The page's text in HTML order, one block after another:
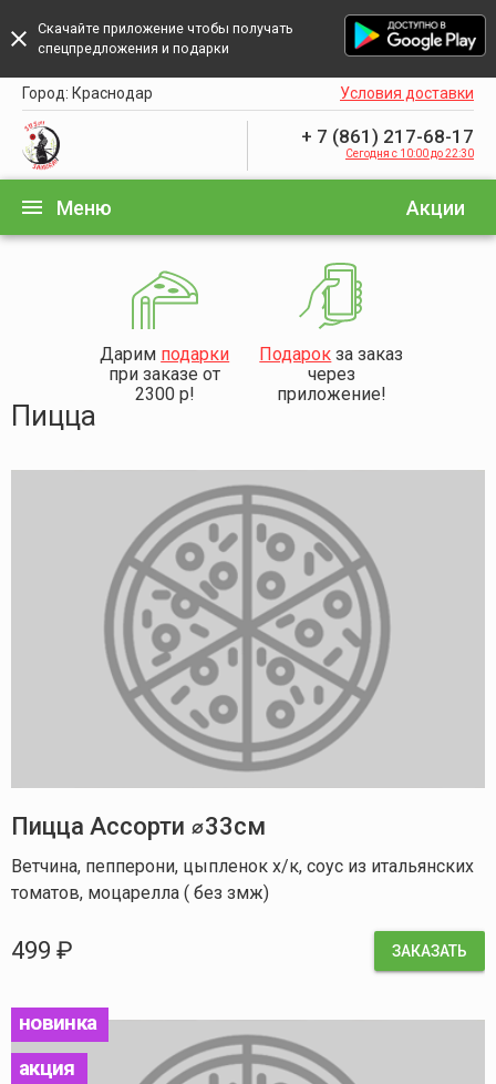
close
Скачайте приложение чтобы получать
спецпредложения и подарки
Город: Краснодар Условия доставки
+ 7 (861) 217-68-17
Сегодня с 10:00 до 22:30
menu Меню Акции
Дарим подарки
при заказе от
2300 р!
Подарок за заказ
через
приложение!
Пицца
Пицца Ассорти ⌀33см
Ветчина, пепперони, цыпленок х/к, соус из итальянских
томатов, моцарелла ( без змж)
499 ₽ ЗАКАЗАТЬ
новинка
акция